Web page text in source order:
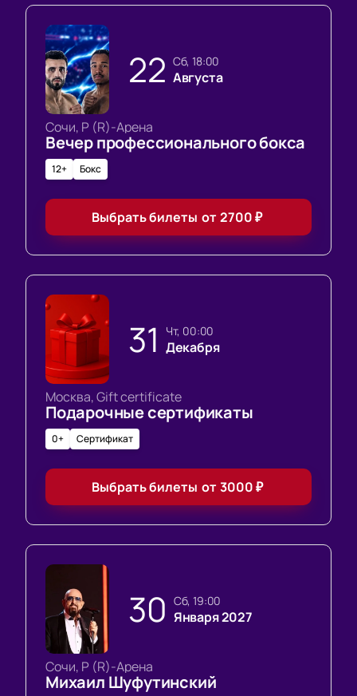
22 сб, 18:00
Августа
Сочи, Р (R)-Арена
Вечер профессионального бокса
12+ Бокс
Выбрать билеты от2700₽
31 чт, 00:00
Декабря
Москва, Gift certificate
Подарочные сертификаты
0+ Сертификат
Выбрать билеты от 3000₽
30 сб, 19:00
Января 2027
Сочи, Р (R)-Арена
Михаил Шуфутинский